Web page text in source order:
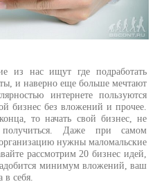
из нас ищут где подработать
и наверно еще больше мечтают
интернете пользуются
бизнес без вложений и прочее.
то начать свой бизнес, не
Даже при самом
нужны маломальские
рассмотрим 20 бизнес идей,
минимум вложений, ваш
в себя.